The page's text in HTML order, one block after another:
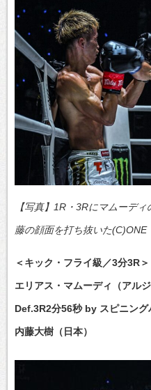
【写真】1R・3Rにマムーデ
藤の顔面を打ち抜いた(C)ONE
＜キック・フライ級／3分3R＞
エリアス・マムーディ（アルジ
Def.3R2分56秒 by スピニング
内藤大樹（日本）